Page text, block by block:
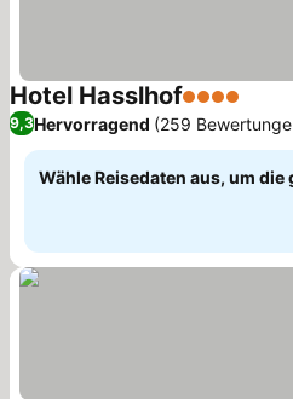
Hotel Hasslhof4 Sterne
9,3Hervorragend (259
Wähle Reisedaten aus, um die